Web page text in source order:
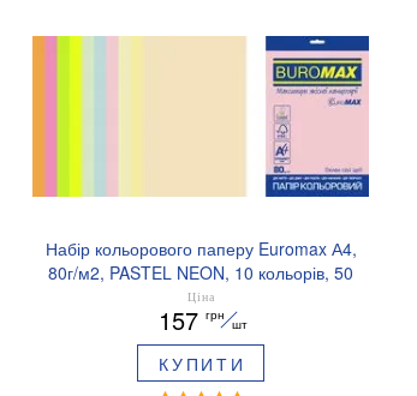
Набір кольорового паперу Euromax А4,
80г/м2, PASTEL NEON, 10 кольорів, 50
листів BUROMAX BM.2721750E-99
Ціна
157 грн
шт
КУПИТИ